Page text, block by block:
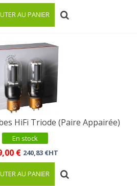
AU PANIER
HiFi Triode (Paire Appairée)
En stock
€ 240,83 €HT
AU PANIER